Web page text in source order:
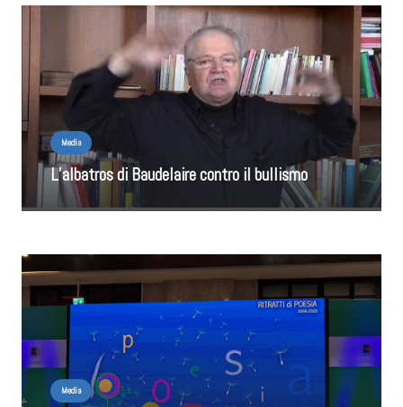
Media
L’albatros di Baudelaire contro il bullismo
Media